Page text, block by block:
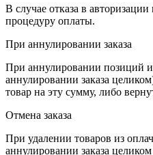
В случае отказа в
процедуру оплаты.
При аннулировании заказа
При аннулировании позиций
аннулировании заказа
товар на эту сумму, либо
Отмена заказа
При удалении товаров из
аннулировании заказа